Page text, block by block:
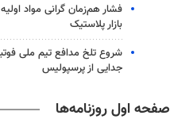
فشار هم‌زمان گرانی مواد
بازار پلاستیک
شروع تلخ مدافع تیم ملی
جدایی از پرسپولیس
صفحه اول روزنامه‌ها